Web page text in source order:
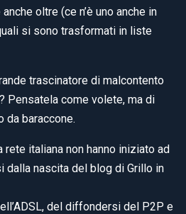
oltre (ce n’è uno anche in
si sono trasformati in liste
trascinatore di malcontento
Pensatela come volete, ma di
da baraccone.
rete italiana non hanno iniziato ad
dalla nascita del blog di Grillo in
del diffondersi del P2P e